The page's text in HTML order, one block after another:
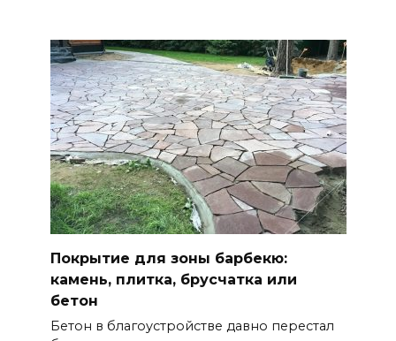
Покрытие для зоны барбекю:
камень, плитка, брусчатка или
бетон
Бетон в благоустройстве давно перестал